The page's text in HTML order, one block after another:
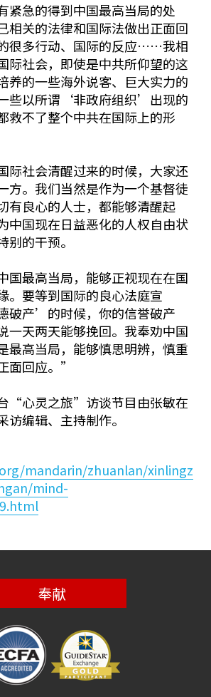
紧急的得到中国最高当局的处
相关的法律和国际法做出正面回
很多行动、国际的反应……我相
际社会，即使是中共所仰望的这
的一些海外说客、巨大实力的
些以所谓‘非政府组织’出现的
救不了整个中共在国际上的形
际社会清醒过来的时候，大家还
方。我们当然是作为一个基督徒
有良心的人士，都能够清醒起
中国现在日益恶化的人权自由状
别的干预。
国最高当局，能够正视现在在国
。要等到国际的良心法庭宣
破产’的时候，你的信誉破产
一天两天能够挽回。我奉劝中国
最高当局，能够慎思明辨，慎重
面回应。”
“心灵之旅”访谈节目由张敏在
访编辑、主持制作。
mandarin/zhuanlan/xinlingz
mind-
奉献